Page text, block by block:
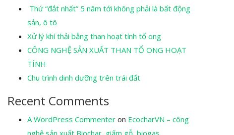
Thứ “đắt nhất” 5 năm tới không phải là bất động
sản, ô tô
Xử lý khí thải bằng than hoạt tính tổ ong
CÔNG NGHỆ SẢN XUẤT THAN TỔ ONG HOẠT
TÍNH
Chu trình dinh dưỡng trên trái đất
Recent Comments
A WordPress Commenter on EcocharVN – công
nghệ sản xuất Biochar, giấm gỗ, biogas